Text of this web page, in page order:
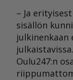
– Ja
sisällön
julkinenkaan
Oulu247:n